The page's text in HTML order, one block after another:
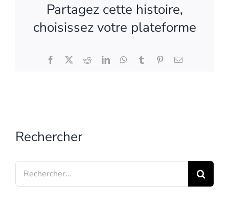
Partagez cette histoire,
choisissez votre plateforme
Facebook RedditLinkedInWhatsApp
Tumblr PinterestEmail
Rechercher
Search
for: